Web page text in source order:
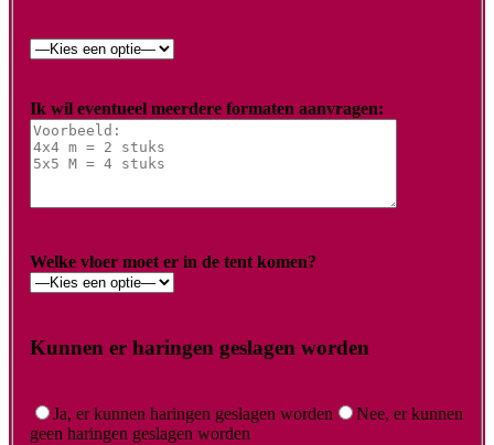
Ik wil eventueel meerdere formaten aanvragen:
Welke vloer moet er in de tent komen?
Kunnen er haringen geslagen worden
Ja, er kunnen haringen geslagen worden
Nee, er kunnen
geen haringen geslagen worden